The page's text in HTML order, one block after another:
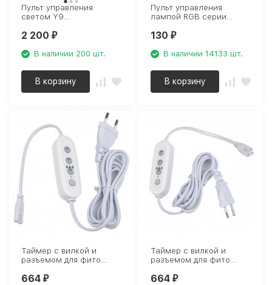
Пульт управления
светом Y9
2 200₽
В наличии 200 шт.
В корзину
Пульт управления
лампой RGB серии
BLACK UL-00006531
130₽
В наличии 14133 шт.
В корзину
Таймер с вилкой и
разъемом для фито
E32 WHITE 2M UL-
664₽
Таймер с вилкой и
разъемом для фито
E33 WHITE 2M UL-
664₽